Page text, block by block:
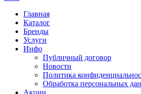
Главная
Каталог
Бренды
Услуги
Инфо
Публичный договор
Новости
Политика
Обработка персональных
Акции